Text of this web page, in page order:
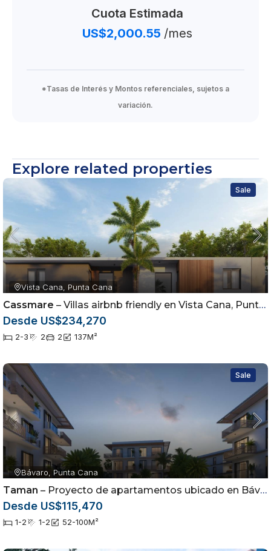
Entrega para primer trimestre del 2028
From US$ 129,000
Cuota Estimada
US$2,000.55 /mes
*Tasas de Interés y Montos referenciales, sujetos a
variación.
Explore related properties
Sale
Vista Cana, Punta Cana
Cassmare – Villas airbnb friendly en Vista Cana, Punta Cana
Desde US$234,270
2-3 2 2 137M²
Sale
Bávaro, Punta Cana
Taman – Proyecto de apartamentos ubicado en Bávaro, Punta Cana
Desde US$115,470
1-2 1-2 52-100M²